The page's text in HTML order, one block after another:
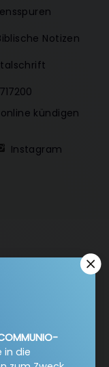
Notizen
kündigen
Instagram
Newsletter
durch
die E-Mail-
in die